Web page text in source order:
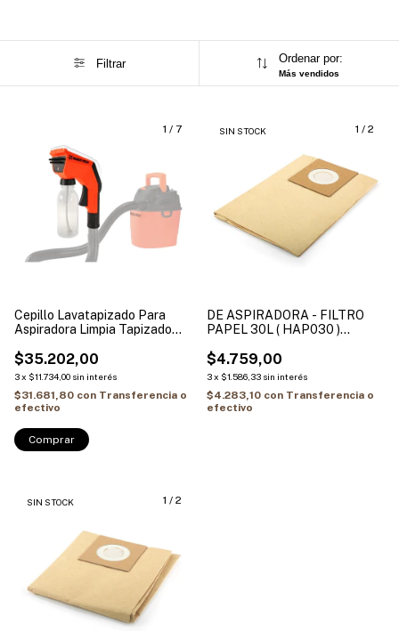
Filtrar Ordenar por:
Más vendidos
1 / 7
Cepillo Lavatapizado Para
Aspiradora Limpia Tapizado
Dowen Pagio 9994605
$35.202,00
3x $11.734,00 sin interés
$31.681,80 con Transferencia o
efectivo
1 / 2
SIN STOCK
DE ASPIRADORA - FILTRO
PAPEL 30L ( HAP030 )
$4.759,00
3x $1.586,33 sin interés
$4.283,10 con Transferencia o
efectivo
1 / 2
SIN STOCK